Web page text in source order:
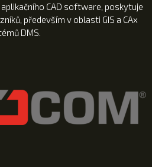
CAD software, poskytuje
především v oblasti GIS a CAx
DMS.